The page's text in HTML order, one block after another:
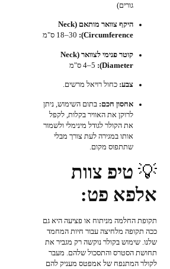
גורים)
היקף צוואר מותאם (Neck
Circumference):
קוטר פנימי לצוואר (Neck
Diameter):
צבע: כחול רויאל מרשים.
אחסון חכם: בתום השימוש, ניתן
לרוקן את האוויר בקלות, לקפל
את הקולר לגודל מינימלי ולשמור
אותו במגירה לעת צורך מבלי
שתתפוס מקום.
💡 טיפ צוות
אלפא פט:
תקופת החלמה מניתוח או פציעה היא גם
ככה תקופה מלחיצה עבור חיות המחמד
שלנו. שימוש בקולר נוקשה רק מגביר את
תחושת הסטרס והתסכול שלהם. מעבר
לקולר המתנפח של אמפטס מעניק להם